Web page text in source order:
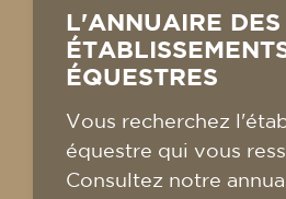
L'ANNUAIRE DES
ÉQUESTRES
Vous recherchez
équestre qui vous
Consultez notre